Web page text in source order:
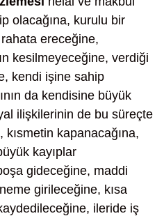
olacağına, kurulu bir
ereceğine,
kesilmeyeceğine, verdiği
kendi işine sahip
da kendisine büyük
ilişkilerinin de bu süreçte
kısmetin kapanacağına,
kayıplar
gideceğine, maddi
girileceğine, kısa
ileride iş